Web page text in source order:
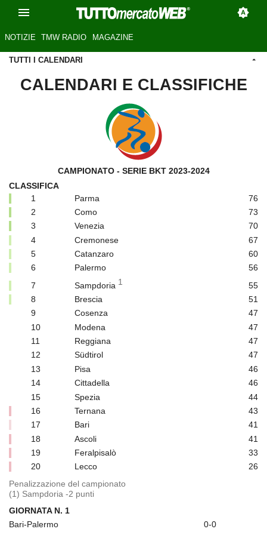
NOTIZIE TMW RADIO MAGAZINE
TUTTI I CALENDARI
CALENDARI E CLASSIFICHE
CAMPIONATO - SERIE BKT 2023-2024
CLASSIFICA
1
Parma
76
2
Como
73
3
Venezia
70
4
Cremonese
67
5
Catanzaro
60
6
Palermo
56
7
Sampdoria 1
55
8
Brescia
51
9
Cosenza
47
10
Modena
47
11
Reggiana
47
12
Südtirol
47
13
Pisa
46
14
Cittadella
46
15
Spezia
44
16
Ternana
43
17
Bari
41
18
Ascoli
41
19
Feralpisalò
33
20
Lecco
26
Penalizzazione del campionato
(1) Sampdoria -2 punti
GIORNATA N. 1
Bari-Palermo
0-0